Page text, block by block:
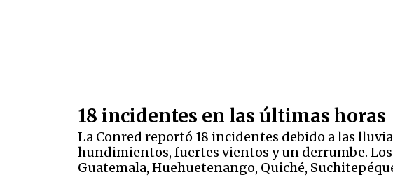
18 incidentes en las últimas horas
La Conred reportó 18 incidentes debido a las
hundimientos, fuertes vientos y un derrumbe.
Guatemala, Huehuetenango, Quiché,